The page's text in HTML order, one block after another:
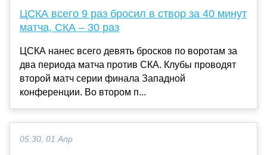
ЦСКА всего 9 раз бросил в створ за 40 минут
матча, СКА – 30 раз
ЦСКА нанес всего девять бросков по воротам за
два периода матча против СКА. Клубы проводят
второй матч серии финала Западной
конференции. Во втором п...
05:30, 01 Апр